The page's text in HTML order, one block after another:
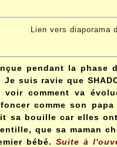
Lien vers diaporama
pendant la phase
suis ravie que
comment va
comme son papa
sa bouille car elles
que sa maman
bébé. Suite à